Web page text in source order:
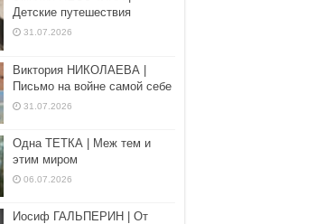
Детские путешествия
31.07.2026
Виктория НИКОЛАЕВА |
Письмо на войне самой себе
31.07.2026
Одна ТЕТКА | Меж тем и
этим миром
06.07.2026
Иосиф ГАЛЬПЕРИН | От